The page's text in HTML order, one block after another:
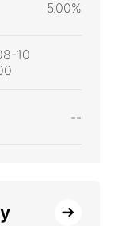
5.00%
10
--